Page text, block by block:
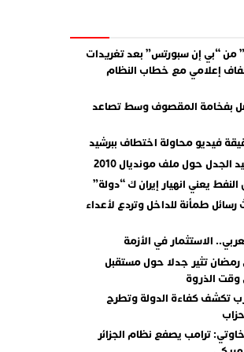
من “بي إن سبورتس” بعد تغريدات
إعلامي مع خطاب النظام
بفخامة المقصوف وسط تصاعد
فيديو محاولة اختطاف ببرشيد
الجدل حول ملف مونديال 2010
يعني انهيار إيران ك “دولة”
رسائل طمأنة للداخل وتردع لأعداء
الاستثمار في الأزمة
تثير جدلا حول مستقبل
وقت الذروة
تكشف كفاءة الدولة وتطرح
ترامب يصفع نظام الجزائر